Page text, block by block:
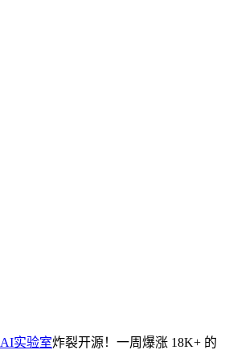
AI实验室炸裂开源！一周爆涨 18K+ 的